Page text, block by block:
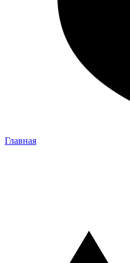
Главная
Главная